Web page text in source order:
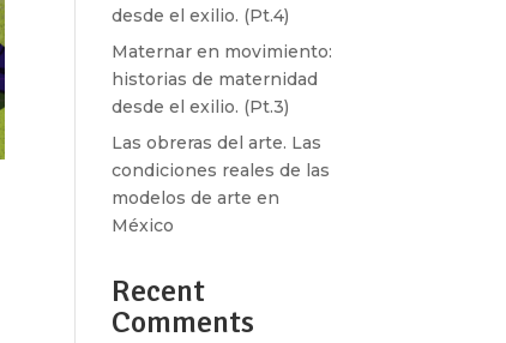
desde el exilio. (Pt.4)
Maternar en movimiento:
historias de maternidad
desde el exilio. (Pt.3)
Las obreras del arte. Las
condiciones reales de las
modelos de arte en
México
Recent
Comments